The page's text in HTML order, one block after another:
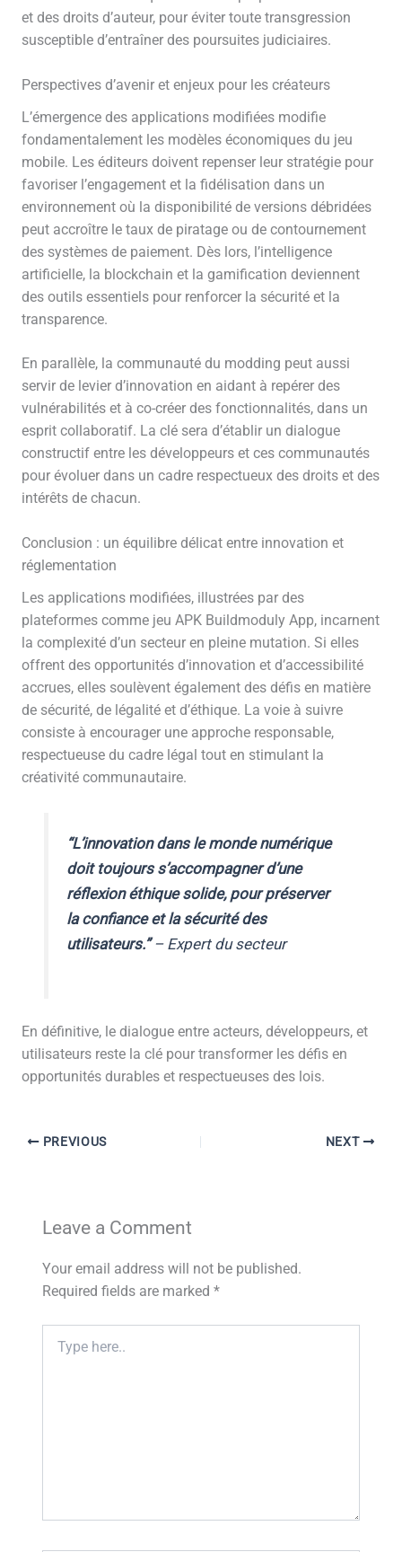
et des droits d’auteur, pour éviter toute transgression
susceptible d’entraîner des poursuites judiciaires.
Perspectives d’avenir et enjeux pour les créateurs
L’émergence des applications modifiées modifie
fondamentalement les modèles économiques du jeu
mobile. Les éditeurs doivent repenser leur stratégie pour
favoriser l’engagement et la fidélisation dans un
environnement où la disponibilité de versions débridées
peut accroître le taux de piratage ou de contournement
des systèmes de paiement. Dès lors, l’intelligence
artificielle, la blockchain et la gamification deviennent
des outils essentiels pour renforcer la sécurité et la
transparence.
En parallèle, la communauté du modding peut aussi
servir de levier d’innovation en aidant à repérer des
vulnérabilités et à co-créer des fonctionnalités, dans un
esprit collaboratif. La clé sera d’établir un dialogue
constructif entre les développeurs et ces communautés
pour évoluer dans un cadre respectueux des droits et des
intérêts de chacun.
Conclusion : un équilibre délicat entre innovation et
réglementation
Les applications modifiées, illustrées par des
plateformes comme jeu APK Buildmoduly App, incarnent
la complexité d’un secteur en pleine mutation. Si elles
offrent des opportunités d’innovation et d’accessibilité
accrues, elles soulèvent également des défis en matière
de sécurité, de légalité et d’éthique. La voie à suivre
consiste à encourager une approche responsable,
respectueuse du cadre légal tout en stimulant la
créativité communautaire.
“L’innovation dans le monde numérique
doit toujours s’accompagner d’une
réflexion éthique solide, pour préserver
la confiance et la sécurité des
utilisateurs.”– Expert du secteur
En définitive, le dialogue entre acteurs, développeurs, et
utilisateurs reste la clé pour transformer les défis en
opportunités durables et respectueuses des lois.
PREVIOUS NEXT
Leave a Comment
Your email address will not be published.
Required fields are marked*
here..